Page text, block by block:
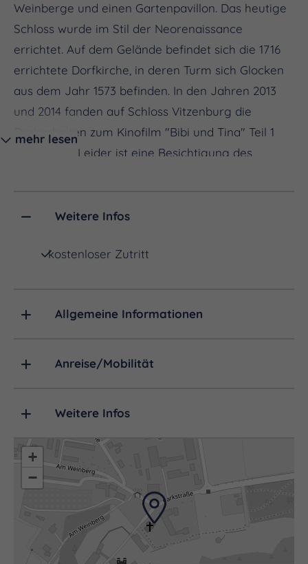
Weinberge und einen Gartenpavillon. Das heutige
Schloss wurde im Stil der Neorenaissance
errichtet. Auf dem Gelände befindet sich die 1716
errichtete Dorfkirche, in deren Turm sich Glocken
aus dem Jahr 1573 befinden. In den Jahren 2013
und 2014 fanden auf Schloss Vitzenburg die
Dreharbeiten zum Kinofilm "Bibi und Tina" Teil 1
und 2 statt. Leider ist eine Besichtigung des
mehr lesen
Weitere Infos
kostenloser Zutritt
Allgemeine Informationen
Anreise/Mobilität
Weitere Infos
+
−